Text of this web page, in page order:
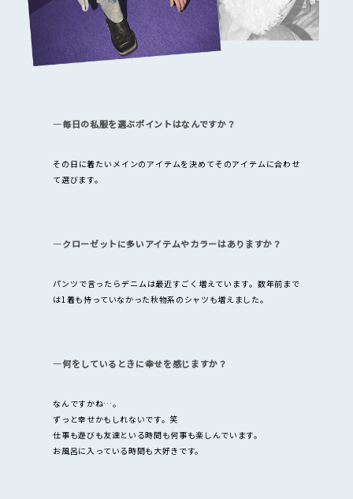
―毎日の私服を選ぶポイントはなんですか？
その日に着たいメインのアイテムを決めてそのアイテムに合わせ
て選びます。
―クローゼットに多いアイテムやカラーはありますか？
パンツで言ったらデニムは最近すごく増えています。数年前まで
は1着も持っていなかった秋物系のシャツも増えました。
―何をしているときに幸せを感じますか？
なんですかね…。
ずっと幸せかもしれないです。笑
仕事も遊びも友達といる時間も何事も楽しんでいます。
お風呂に入っている時間も大好きです。